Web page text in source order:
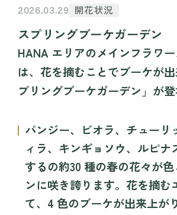
Nature Positiveについて
開花状況
開花状況 TOP
開花情報
季節の花
年間カレンダー
フード・ショッピング
フード・ショッピング TOP
MINAMO RESTAURANT
TEIEN茶房
MINAMO DELI CAFE / HARAPPA
MINAMO MARKET / HANA SHOP
イベント・アクティビティ
プレイ
園内マップ
営業時間・料金
2026.03.29 開花状況
スプリングブーケガーデン
HANA エリアのメインフラワ
は、花を摘むことでブーケが
プリングブーケガーデン」が登
パンジー、ビオラ、チューリ
ィラ、キンギョソウ、ルピナ
するの約30 種の春の花々が
ンに咲き誇ります。花を摘む
て、4 色のブーケが出来上が